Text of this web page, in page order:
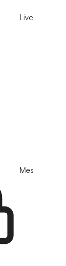
Live
Mes